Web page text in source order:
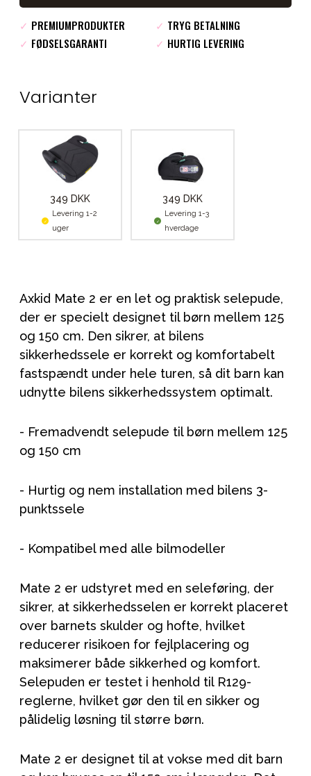
✓ PREMIUMPRODUKTER ✓ TRYG BETALNING
✓ FØDSELSGARANTI ✓ HURTIG LEVERING
Varianter
349 DKK
Levering 1-2
uger
349 DKK
Levering 1-3
hverdage
Axkid Mate 2 er en let og praktisk selepude,
der er specielt designet til børn mellem 125
og 150 cm. Den sikrer, at bilens
sikkerhedssele er korrekt og komfortabelt
fastspændt under hele turen, så dit barn kan
udnytte bilens sikkerhedssystem optimalt.
- Fremadvendt selepude til børn mellem 125
og 150 cm
- Hurtig og nem installation med bilens 3-
punktssele
- Kompatibel med alle bilmodeller
Mate 2 er udstyret med en seleføring, der
sikrer, at sikkerhedsselen er korrekt placeret
over barnets skulder og hofte, hvilket
reducerer risikoen for fejlplacering og
maksimerer både sikkerhed og komfort.
Selepuden er testet i henhold til R129-
reglerne, hvilket gør den til en sikker og
pålidelig løsning til større børn.
Mate 2 er designet til at vokse med dit barn